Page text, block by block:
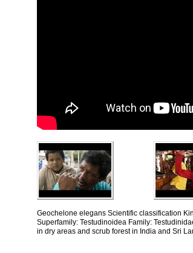
Geochelone elegans Scientific classification
Superfamily: Testudinoidea Family:
in dry areas and scrub forest in India and Sri